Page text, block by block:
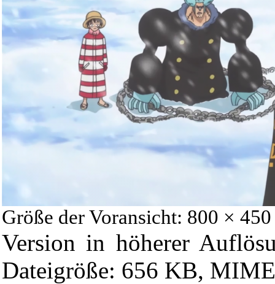
Größe der Voransicht: 800 ×
Version in höherer
Dateigröße: 656 KB,